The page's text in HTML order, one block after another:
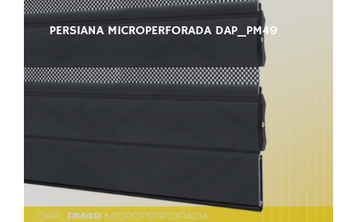
PERSIANA MICROPERFORADA DAP_PM49